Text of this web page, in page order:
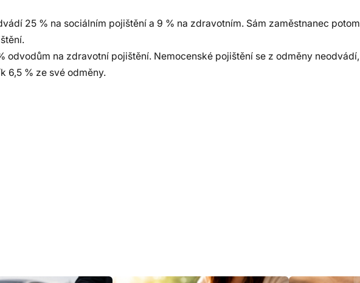
25 % na sociálním pojištění a 9 % na zdravotním. Sám zaměstnanec potom
odvodům na zdravotní pojištění. Nemocenské pojištění se z odměny neodvádí,
6,5 % ze své odměny.